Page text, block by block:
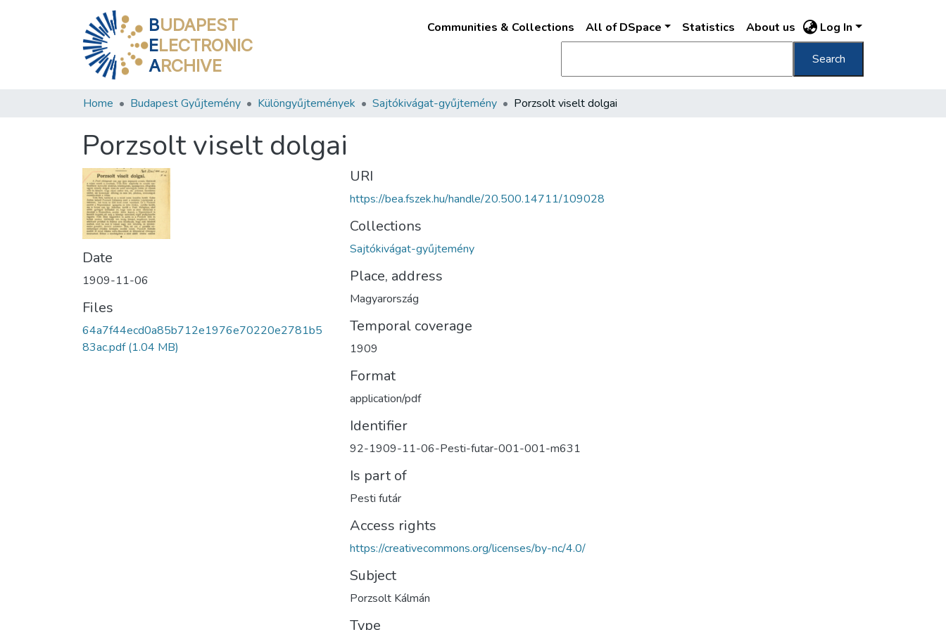
BUDAPEST
ELECTRONIC
ARCHIVE
Communities & Collections All of DSpace Statistics About us Log In
Search
Home Budapest Gyűjtemény Különgyűjtemények Sajtókivágat-gyűjtemény Porzsolt viselt dolgai
Porzsolt viselt dolgai
Date
1909-11-06
Files
64a7f44ecd0a85b712e1976e70220e2781b5
83ac.pdf(1.04 MB)
URI
https://bea.fszek.hu/handle/20.500.14711/109028
Collections
Sajtókivágat-gyűjtemény
Place, address
Magyarország
Temporal coverage
1909
Format
application/pdf
Identifier
92-1909-11-06-Pesti-futar-001-001-m631
Is part of
Pesti futár
Access rights
https://creativecommons.org/licenses/by-nc/4.0/
Subject
Porzsolt Kálmán
Type